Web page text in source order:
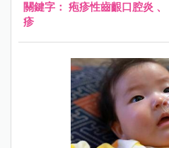
關鍵字： 疱疹性齒齦口腔炎 、
疹